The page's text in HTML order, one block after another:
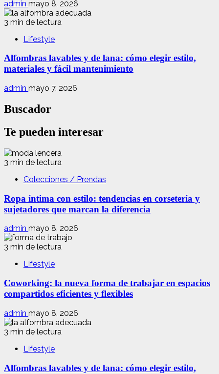
admin mayo 8, 2026
3 min de lectura
Lifestyle
Alfombras lavables y de lana: cómo elegir estilo,
materiales y fácil mantenimiento
admin mayo 7, 2026
Buscador
Te pueden interesar
3 min de lectura
Colecciones / Prendas
Ropa íntima con estilo: tendencias en corsetería y
sujetadores que marcan la diferencia
admin mayo 8, 2026
3 min de lectura
Lifestyle
Coworking: la nueva forma de trabajar en espacios
compartidos eficientes y flexibles
admin mayo 8, 2026
3 min de lectura
Lifestyle
Alfombras lavables y de lana: cómo elegir estilo,